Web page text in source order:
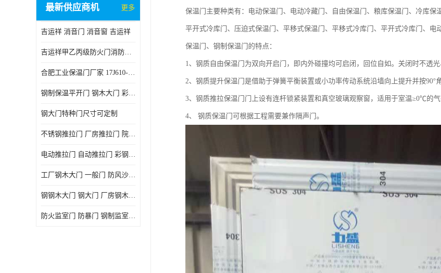
最新供应商机 更多
吉运祥 消音门 消音窗 吉运祥
吉运祥甲乙丙级防火门消防门一门一证
合肥工业保温门厂家 17J610-1保温门
钢制保温平开门 钢木大门 彩钢复合板门
钢大门特种门尺寸可定制
不锈钢推拉门 厂房推拉门 院墙推拉门 工业电动推拉门
电动推拉门 自动推拉门 彩钢板推拉门 夹芯板推拉门
工厂钢木大门 一般门 防风沙 风砂）门 防严寒门
钢钢木大门 钢大门 厂房钢木大门 高铁站钢木大门
防火监室门 防暴门 钢制监室门 报警监舍门
保温门主要种类有：电动保温门、电动冷藏门、自由保温门、粮库保温门、冷库保
平开式冷库门、压迫式保温门、平移式保温门、平移式冷库门、平开式冷库门、电
保温门、钢制保温门的特点：
1、钢质自由保温门为双向开启门，即内外碰撞均可启闭，回位自如。关闭时不透
2、钢质提升保温门是借助于弹簧平衡装置或小功率传动系统沿墙向上提升并按90°
3、钢质推拉保温门门上设有连杆锁紧装置和真空玻璃观察窗，适用于室温≥0℃的气
4、 钢质保温门可根据工程需要兼作隔声门。